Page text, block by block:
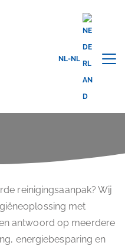
NL-NL
reinigingsaanpak? Wij
met
antwoord op meerdere
energiebesparing en